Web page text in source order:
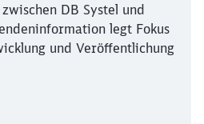
DB Systel und
legt Fokus
und Veröffentlichung